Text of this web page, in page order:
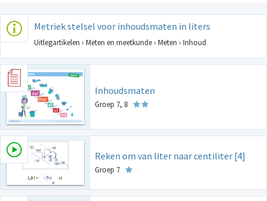
Metriek stelsel voor inhoudsmaten in liters
Uitlegartikelen › Meten en meetkunde › Meten › Inhoud
Inhoudsmaten
Groep 7, 8
Reken om van liter naar centiliter [4]
Groep 7